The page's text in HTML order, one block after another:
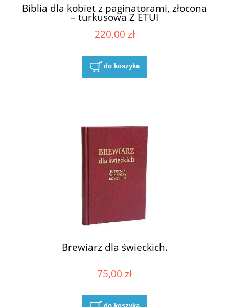
Biblia dla kobiet z paginatorami, złocona
– turkusowa Z ETUI
220,00 zł
do koszyka
Brewiarz dla świeckich.
75,00 zł